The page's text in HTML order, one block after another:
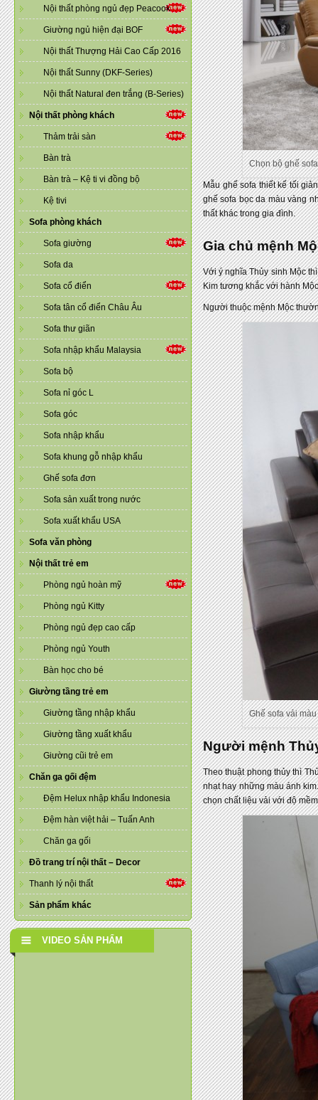
Nội thất phòng ngủ đẹp Peacook
Giường ngủ hiện đại BOF
Nội thất Thượng Hải Cao Cấp 2016
Nội thất Sunny (DKF-Series)
Nội thất Natural đen trắng (B-Series)
Nội thất phòng khách
Thảm trải sàn
Bàn trà
Bàn trà – Kệ ti vi đồng bộ
Kệ tivi
Sofa phòng khách
Sofa giường
Sofa da
Sofa cổ điển
Sofa tân cổ điển Châu Âu
Sofa thư giãn
Sofa nhập khẩu Malaysia
Sofa bộ
Sofa nỉ góc L
Sofa góc
Sofa nhập khẩu
Sofa khung gỗ nhập khẩu
Ghế sofa đơn
Sofa sản xuất trong nước
Sofa xuất khẩu USA
Sofa văn phòng
Nội thất trẻ em
Phòng ngủ hoàn mỹ
Phòng ngủ Kitty
Phòng ngủ đẹp cao cấp
Phòng ngủ Youth
Bàn học cho bé
Giường tầng trẻ em
Giường tầng nhập khẩu
Giường tầng xuất khẩu
Giường cũi trẻ em
Chăn ga gối đệm
Đệm Helux nhập khẩu Indonesia
Đệm hàn việt hải – Tuấn Anh
Chăn ga gối
Đồ trang trí nội thất – Decor
Thanh lý nội thất
Sản phẩm khác
VIDEO SẢN PHẨM
Chọn bộ ghế
Mẫu ghế sofa thiết kế tối
ghế sofa bọc da màu vàng
thất khác trong gia đình.
Gia chủ mệnh
Với ý nghĩa Thủy sinh Mộc
Kim tương khắc với hành
Người thuộc mệnh Mộc
Ghế sofa vải
Người mệnh
Theo thuật phong thủy thì
nhạt hay những màu ánh
chọn chất liệu vải với độ